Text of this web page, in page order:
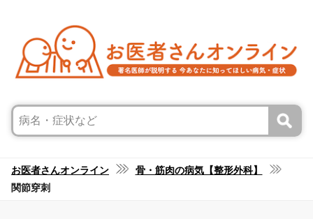
お医者さんオンライン
骨・筋肉の病気【整形外科】
関節穿刺